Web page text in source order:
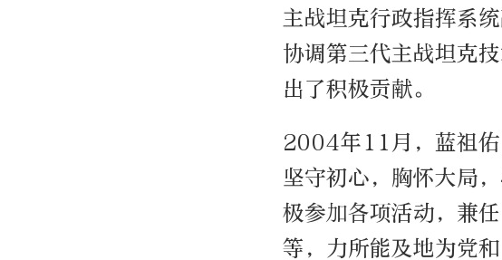
主战坦克行政指挥系
协调第三代主战坦克
出了积极贡献。
2004年11月，蓝祖佑
坚守初心，胸怀大局
极参加各项活动，兼
等，力所能及地为党